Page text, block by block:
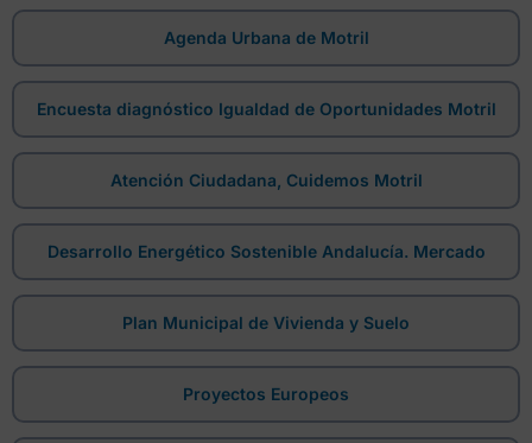
Agenda Urbana de Motril
Encuesta diagnóstico Igualdad de Oportunidades Motril
Atención Ciudadana, Cuidemos Motril
Desarrollo Energético Sostenible Andalucía. Mercado
Plan Municipal de Vivienda y Suelo
Proyectos Europeos